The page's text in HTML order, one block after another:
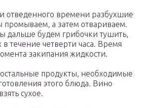
отведенного времени разбухшие
промываем, а затем отвариваем.
дальше будем грибочки тушить,
течение четверти часа. Время
закипания жидкости.
продукты, необходимые
этого блюда. Вино
сухое.